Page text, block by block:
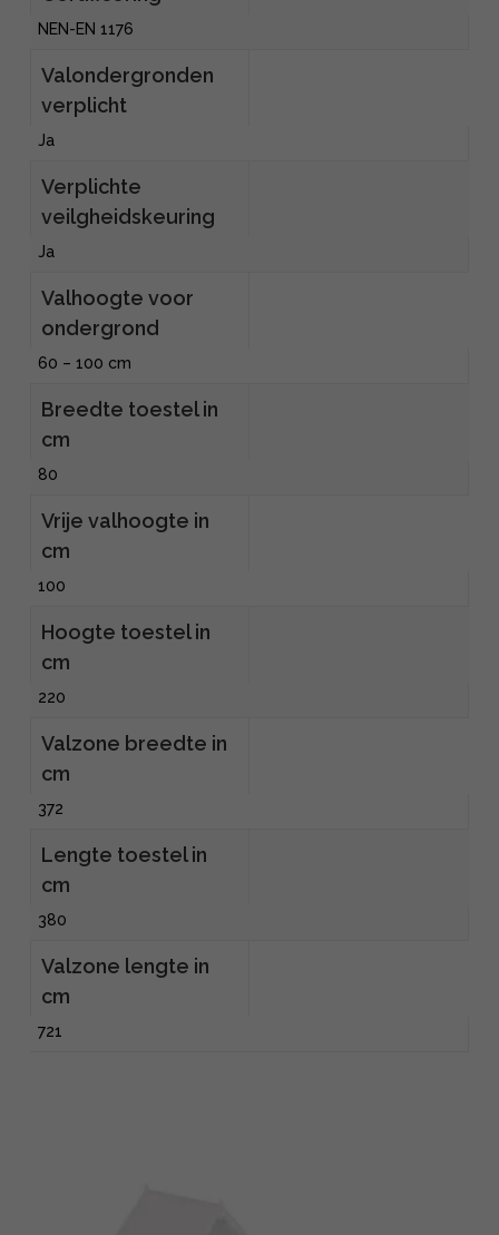
NEN-EN 1176
Valondergronden
verplicht
Ja
Verplichte
veilgheidskeuring
Ja
Valhoogte voor
ondergrond
60 – 100 cm
Breedte toestel in
cm
80
Vrije valhoogte in
cm
100
Hoogte toestel in
cm
220
Valzone breedte in
cm
372
Lengte toestel in
cm
380
Valzone lengte in
cm
721